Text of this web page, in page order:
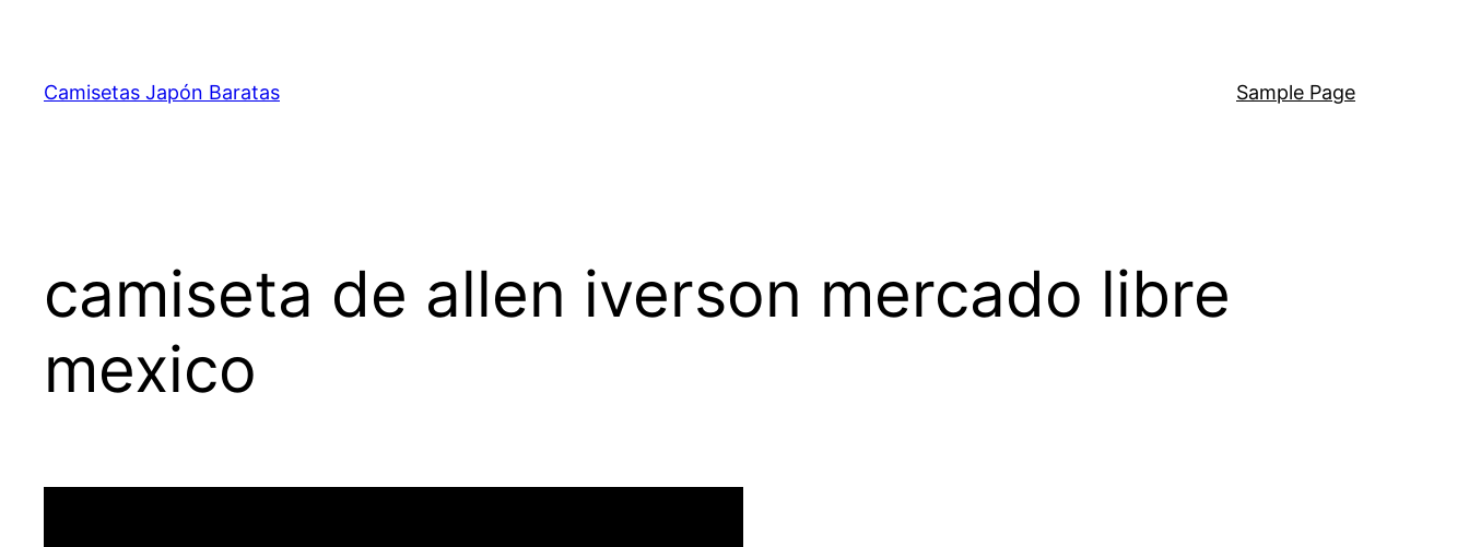
contenido
Camisetas Japón Baratas Sample Page
camiseta de allen iverson mercado libre
mexico